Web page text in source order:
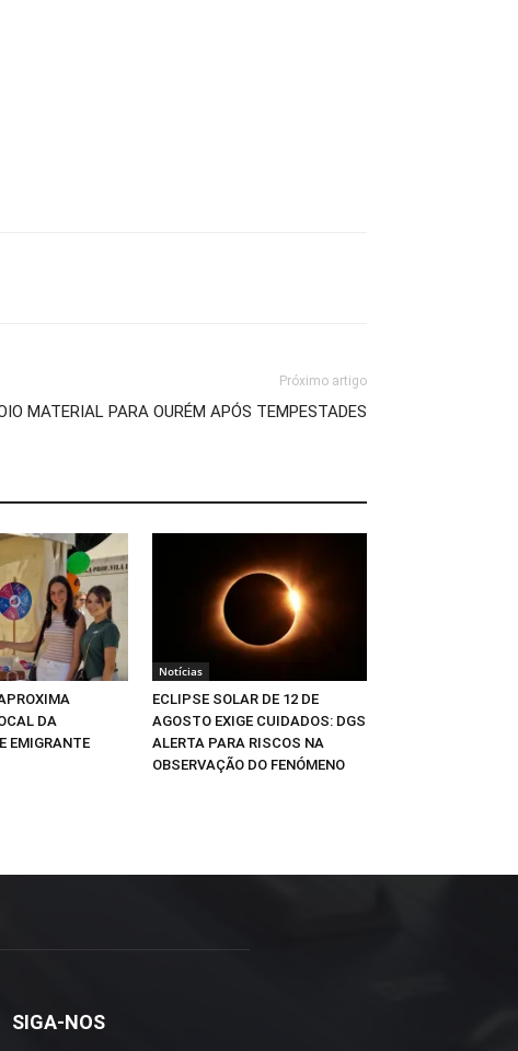
Próximo artigo
MATERIAL PARA OURÉM APÓS TEMPESTADES
DA
EMIGRANTE
Notícias
ECLIPSE SOLAR DE 12 DE
AGOSTO EXIGE CUIDADOS: DGS
ALERTA PARA RISCOS NA
OBSERVAÇÃO DO FENÓMENO
SIGA-NOS